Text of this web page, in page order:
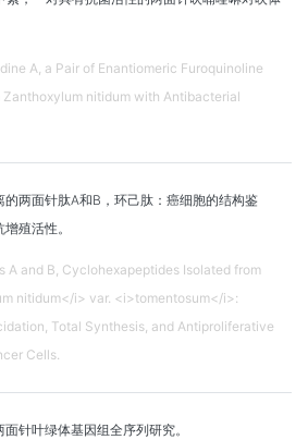
A, a Pair of Enantiomeric Furoquinoline
nitidum with Antibacterial
的两面针肽A和B，环己肽：癌细胞的结构鉴
殖活性。
A and B, Cyclohexapeptides Isolated from
nitidum</i> var. <i>tomentosum</i>:
Total Synthesis, and Antiproliferative
Cells.
针叶绿体基因组全序列研究。